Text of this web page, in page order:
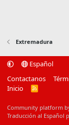
Extremadura
Español
Contactanos
Inicio
R
Community platform
Traducción al Español